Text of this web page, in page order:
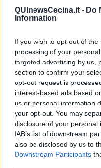
QUInewsCecina.it - Do
Information
If you wish to opt-out of
processing of your
targeted advertising by us,
section to confirm your
opt-out request is
interest-based ads based
us or personal information
your opt-out. You may
disclosure of your personal
IAB’s list of downstream
also be disclosed by us to
Downstream Participants
SANTA LUCE —Recuperare
trasformarla in un centro
Santa Luce, dove un'ex area
sarà recuperata e trasformata
ad un accordo di
della Regione Toscana, del
di Pisa e della
paesaggio di Pisa.
L'iniziativa verrà presentata a
Consilare del Comune.
regionale al governo del